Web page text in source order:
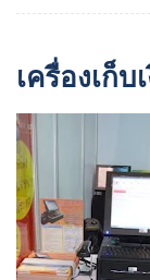
เครื่องเก็